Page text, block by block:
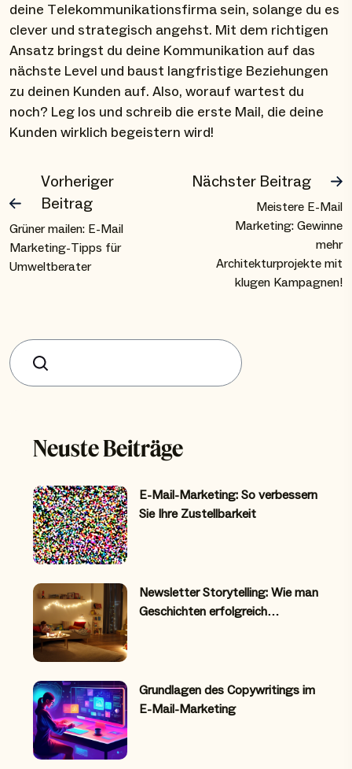
deine Telekommunikationsfirma sein, solange du es
clever und strategisch angehst. Mit dem richtigen
Ansatz bringst du deine Kommunikation auf das
nächste Level und baust langfristige Beziehungen
zu deinen Kunden auf. Also, worauf wartest du
noch? Leg los und schreib die erste Mail, die deine
Kunden wirklich begeistern wird!
Vorheriger
Beitrag
Grüner mailen: E-Mail
Marketing-Tipps für
Umweltberater
Nächster Beitrag
Meistere E-Mail
Marketing: Gewinne
mehr
Architekturprojekte mit
klugen Kampagnen!
Suchen
Neuste Beiträge
E-Mail-Marketing: So verbessern
Sie Ihre Zustellbarkeit
Newsletter Storytelling: Wie man
Geschichten erfolgreich…
Grundlagen des Copywritings im
E-Mail-Marketing